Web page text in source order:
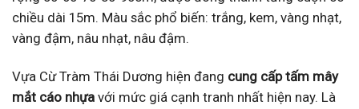
chiều dài 15m. Màu sắc phổ biến: trắng, kem, vàng nhạt,
vàng đậm, nâu nhạt, nâu đậm.
Vựa Cừ Tràm Thái Dương hiện đang cung cấp tấm mây
mắt cáo nhựa với mức giá cạnh tranh nhất hiện nay. Là